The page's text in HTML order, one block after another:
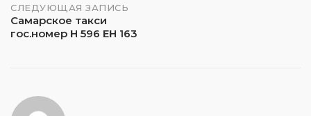
записям
СЛЕДУЮЩАЯ ЗАПИСЬ
Самарское такси
гос.номер Н 596 ЕН 163